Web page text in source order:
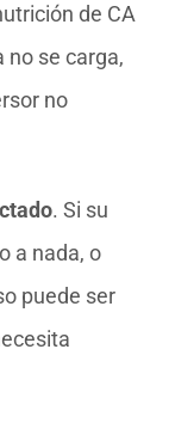
de CA
no se carga,
no
. Si su
a nada, o
puede ser